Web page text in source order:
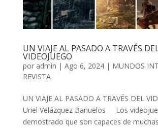
UN VIAJE AL PASADO A TRAVÉS
VIDEOJUEGO
por admin | Ago 6, 2024 | MUNDOS
REVISTA
UN VIAJE AL PASADO A TRAVÉS DEL
Uriel Velázquez Bañuelos Los
demostrado que son capaces de